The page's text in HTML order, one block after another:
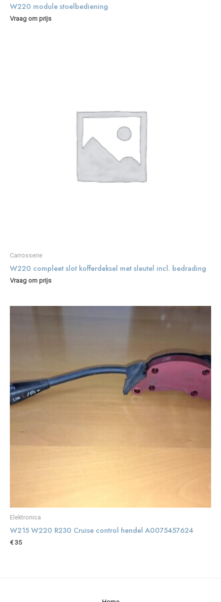
W220 module stoelbediening
Vraag om prijs
Carrosserie
W220 compleet slot kofferdeksel met sleutel incl. bedrading
Vraag om prijs
Elektronica
W215 W220 R230 Cruise control hendel A0075457624
€35